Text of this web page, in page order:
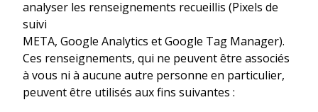
analyser les renseignements recueillis (Pixels de
suivi
META, Google Analytics et Google Tag Manager).
Ces renseignements, qui ne peuvent être associés
à vous ni à aucune autre personne en particulier,
peuvent être utilisés aux fins suivantes :